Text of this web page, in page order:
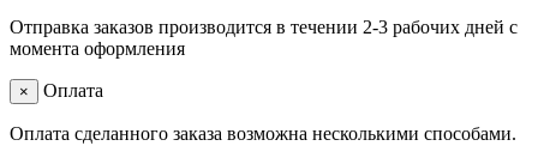
Отправка заказов производится в течении 2-3 рабочих дней с
момента оформления
× Оплата
Оплата сделанного заказа возможна несколькими способами.